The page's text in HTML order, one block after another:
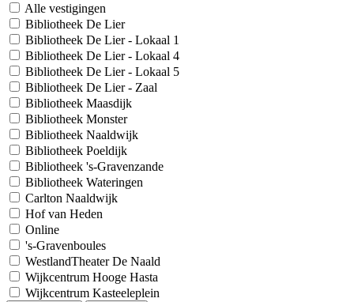
Alle vestigingen
Bibliotheek De Lier
Bibliotheek De Lier - Lokaal 1
Bibliotheek De Lier - Lokaal 4
Bibliotheek De Lier - Lokaal 5
Bibliotheek De Lier - Zaal
Bibliotheek Maasdijk
Bibliotheek Monster
Bibliotheek Naaldwijk
Bibliotheek Poeldijk
Bibliotheek 's-Gravenzande
Bibliotheek Wateringen
Carlton Naaldwijk
Hof van Heden
Online
's-Gravenboules
WestlandTheater De Naald
Wijkcentrum Hooge Hasta
Wijkcentrum Kasteeleplein